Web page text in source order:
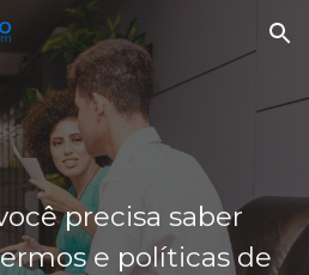
Skip to navigation
precisa saber
e políticas de